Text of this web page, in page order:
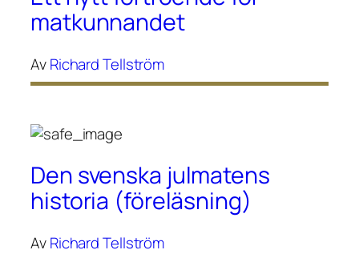
matkunnandet
AvRichard Tellström
Den svenska julmatens
historia (föreläsning)
AvRichard Tellström